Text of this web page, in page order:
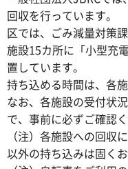
回収を行っています。
区では、ごみ減量対策
施設15カ所に「小型充
置しています。
持ち込める時間は、各
なお、各施設の受付状
で、事前に必ずご確認く
（注）各施設への回収
以外の持ち込みは固くお